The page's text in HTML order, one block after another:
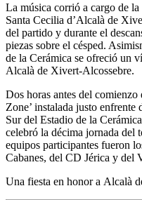
La música corrió a cargo de
Santa Cecilia d’Alcalà de
del partido y durante el
piezas sobre el césped.
de la Cerámica se ofreció un
Alcalà de Xivert-Alcossebre.
Dos horas antes del comienzo
Zone’ instalada justo
Sur del Estadio de la
celebró la décima jornada del
equipos participantes fueron
Cabanes, del CD Jérica y del
Una fiesta en honor a Alcalà